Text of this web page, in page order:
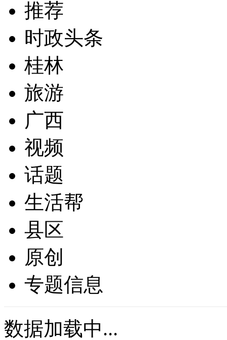
推荐
时政头条
桂林
旅游
广西
视频
话题
生活帮
县区
原创
专题信息
数据加载中...